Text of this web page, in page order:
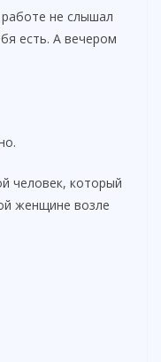
не слышал
есть. А вечером
человек, который
женщине возле